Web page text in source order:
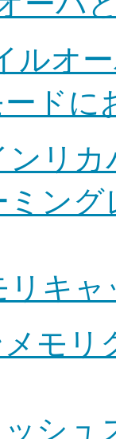
ルオ
ドに
ンリカ
ミン
リキャ
モリ
シュ